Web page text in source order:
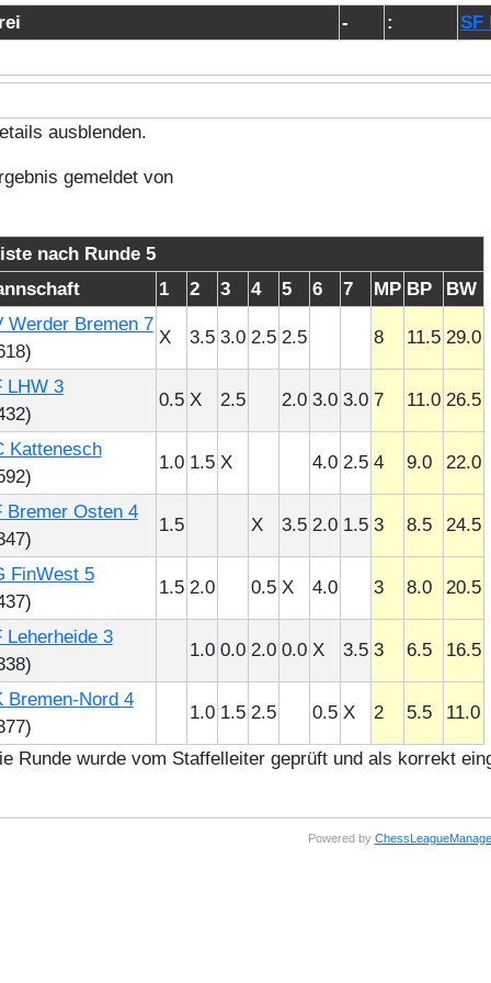
- : SF
ausblenden.
gemeldet von
nach Runde 5
1 2 3 4 5 6 7 MP BP
BW
Werder Bremen 7
X 3.5 3.0 2.5 2.5 8 11.5 29.0
LHW 3
0.5 X 2.5 2.0 3.0 3.0 7 11.0 26.5
Kattenesch
1.0 1.5 X 4.0 2.5 4 9.0 22.0
Bremer Osten 4
1.5 X 3.5 2.0 1.5 3 8.5 24.5
FinWest 5
1.5 2.0 0.5 X 4.0 3 8.0 20.5
Leherheide 3
1.0 0.0 2.0 0.0 X 3.5 3 6.5 16.5
Bremen-Nord 4
1.0 1.5 2.5 0.5 X 2 5.5 11.0
Runde wurde vom Staffelleiter geprüft und als korrekt
Powered by